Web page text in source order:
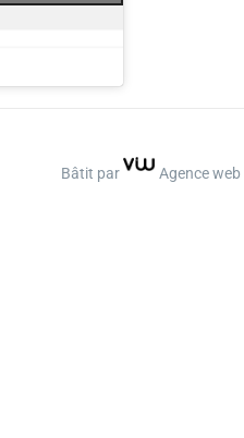
Bâtit par Agence web